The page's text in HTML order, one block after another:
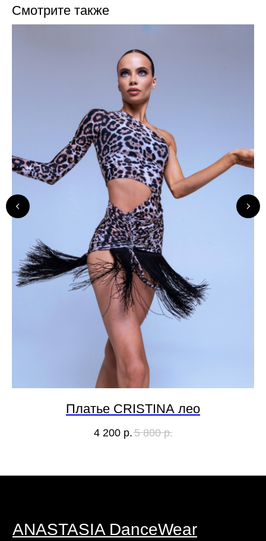
Смотрите также
Платье CRISTINA лео
4 200 р.5 800 р.
КАТАЛОГ
Боди
Топы
ПОКУПАТЕЛЯМ
Доставка
Возврат
О нас
Контакты
ANASTASIA DanceWear
Политика
конфиденциальности
Договор оферты
Согласие на обработку
ИП ГОРЖУЙ АНАСТАСИЯ СЕРГЕЕВНА
Скидки